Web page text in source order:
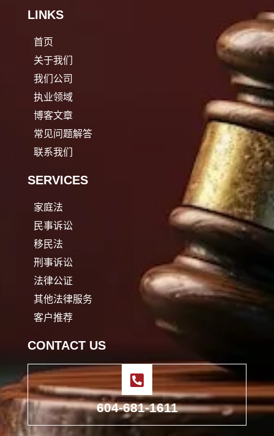
LINKS
首页
关于我们
我们公司
执业领域
博客文章
常见问题解答
联系我们
SERVICES
家庭法
民事诉讼
移民法
刑事诉讼
法律公证
其他法律服务
客户推荐
CONTACT US
604-681-1611